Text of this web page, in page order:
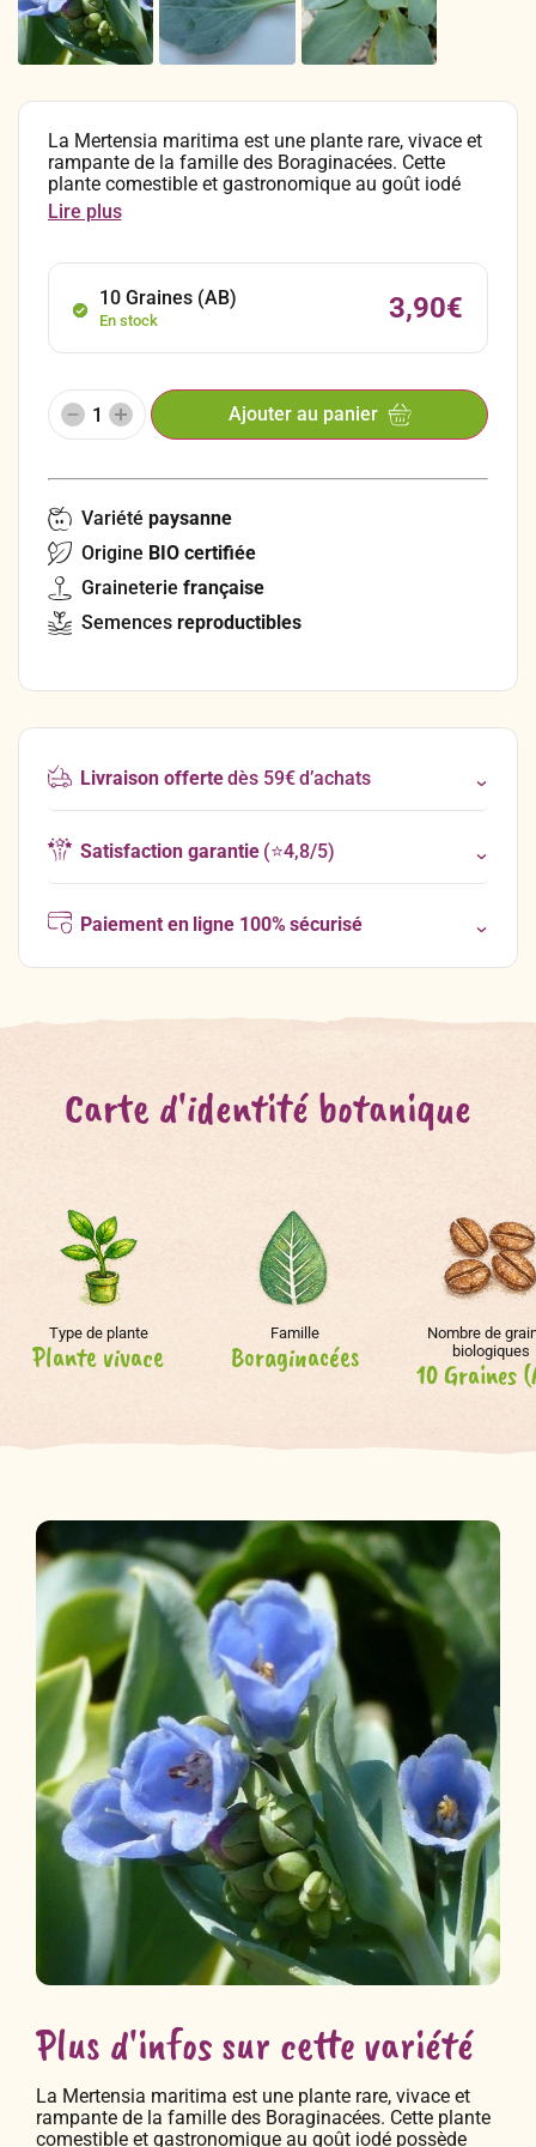
La Mertensia maritima est une plante rare, vivace et
rampante de la famille des Boraginacées. Cette
plante comestible et gastronomique au goût iodé
possède des feuilles d’une couleur bleu-vert,
légèrement croquantes qui exhalent le parfum très
différents noms : Mertensie maritime, Pulmonaire
de Virginie, Sanguine de mer ou encore Oysterleaf.
Lire plus
10 Graines (AB)
En stock 3,90€
Ajouter au panier
Variété paysanne
Origine BIO certifiée
Graineterie française
Semences reproductibles
Livraison offertedès 59€ d’achats
Satisfaction garantie(⭐4,8/5)
Paiement en ligne 100% sécurisé
Carte d'identité botanique
Type de plante
Plante vivace
Famille
Boraginacées
Nombre de
biologiques
10 Graines
Plus d'infos sur cette variété
La Mertensia maritima est une plante rare, vivace et
rampante de la famille des Boraginacées. Cette plante
comestible et gastronomique au goût iodé possède